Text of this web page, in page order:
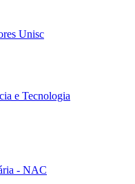
Unisc
e Tecnologia
- NAC